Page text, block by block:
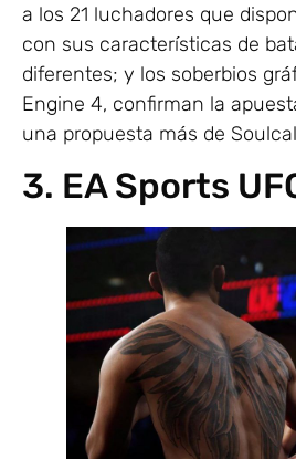
a los 21 luchadores que
con sus características de
diferentes; y los soberbios
Engine 4, confirman la
una propuesta más de
3. EA Sports